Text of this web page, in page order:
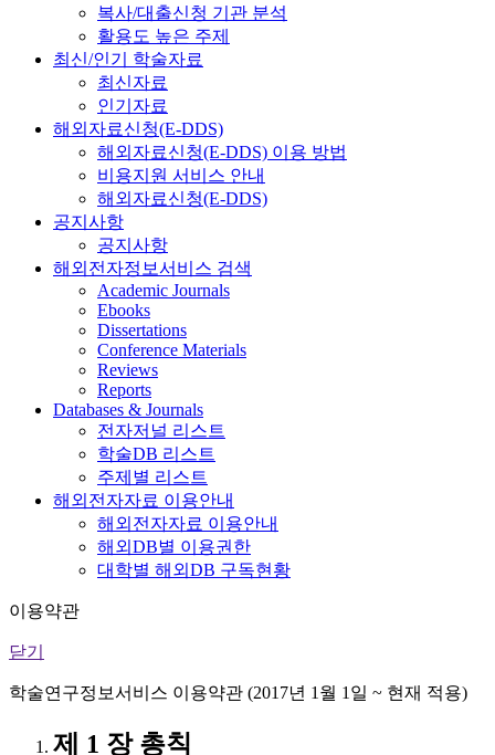
복사/대출신청 기관 분석
활용도 높은 주제
최신/인기 학술자료
최신자료
인기자료
해외자료신청(E-DDS)
해외자료신청(E-DDS) 이용 방법
비용지원 서비스 안내
해외자료신청(E-DDS)
공지사항
공지사항
해외전자정보서비스 검색
Academic Journals
Ebooks
Dissertations
Conference Materials
Reviews
Reports
Databases & Journals
전자저널 리스트
학술DB 리스트
주제별 리스트
해외전자자료 이용안내
해외전자자료 이용안내
해외DB별 이용권한
대학별 해외DB 구독현황
이용약관
닫기
학술연구정보서비스 이용약관 (2017년 1월 1일 ~ 현재 적용)
제 1 장 총칙